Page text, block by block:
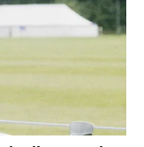
ali u svemu
sebi. Intuicija
pravim